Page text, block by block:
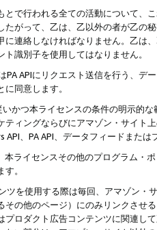
とで行われる全ての活動について、
たがって、乙は、乙以外の者が乙の
に連絡しなければなりません。乙は
識別子を使用してはなりません。
PA APIにリクエスト送信を行う、デ
同意します。
かつ本ライセンスの条件の明示的
ティングならびにアマゾン・サイト
API、PA API、データフィードまた
本ライセンスその他のプログラム・
。
ツを使用する際は毎回、アマゾン
その他のページ）にのみリンクさせ
プロダクト広告コンテンツに関連し